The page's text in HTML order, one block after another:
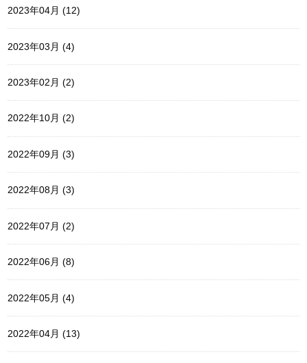
2023年04月 (12)
2023年03月 (4)
2023年02月 (2)
2022年10月 (2)
2022年09月 (3)
2022年08月 (3)
2022年07月 (2)
2022年06月 (8)
2022年05月 (4)
2022年04月 (13)